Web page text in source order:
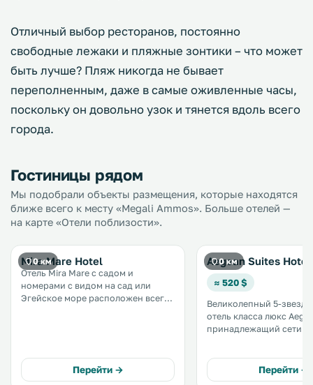
Отличный выбор ресторанов, постоянно
свободные лежаки и пляжные зонтики – что может
быть лучше? Пляж никогда не бывает
переполненным, даже в самые оживленные часы,
поскольку он довольно узок и тянется вдоль всего
города.
Гостиницы рядом
Мы подобрали объекты размещения, которые находятся
ближе всего к месту «Megali Ammos». Больше отелей —
на карте «Отели поблизости».
0 км
Mira Mare Hotel
Отель Mira Mare с садом и
номерами с видом на сад или
Эгейское море расположен всего
.
Перейти →
0 км
Aegean Suites Hotel
≈ 520 $
Великолепный 5-
отель класса люкс
принадлежащий сети
городка Мегали Аммос. В этом
отеле имеются всего
Перейти →